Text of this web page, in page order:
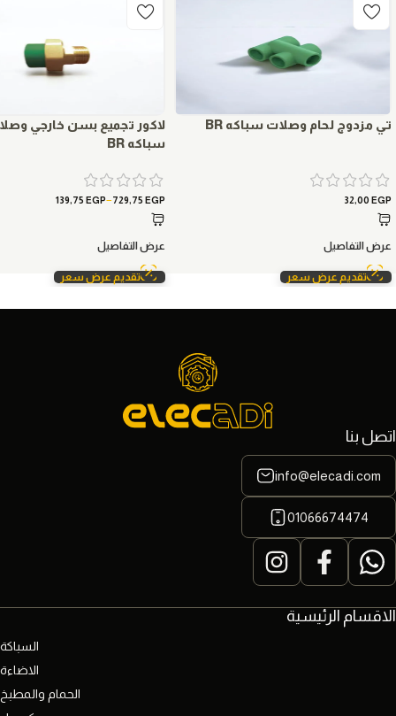
تي مزدوج لحام وصلات سباكه BR
32,00 EGP
عرض التفاصيل
تقديم عرض سعر
لاكور تجميع بسن خارجي
سباكه BR
139,75 EGP–729,75 EGP
عرض التفاصيل
تقديم عرض سعر
الاقسام الرئيسية
السباكة
الاضاءة
الحمام والمطبخ
اتصل بنا
info@elecadi.com
01066674474